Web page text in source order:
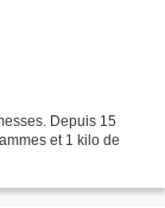
Depuis 15
et 1 kilo de